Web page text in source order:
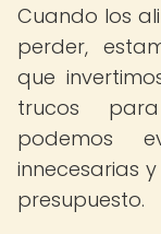
Cuando los
perder,
que
trucos
podemos
innecesarias
presupuesto.